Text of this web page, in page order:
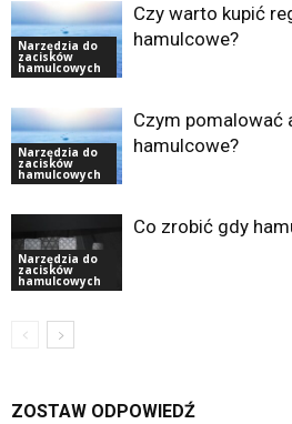
Narzędzia do
zacisków
hamulcowych
Czy warto kupić
hamulcowe?
Narzędzia do
zacisków
hamulcowych
Czym pomalować
hamulcowe?
Narzędzia do
zacisków
hamulcowych
Co zrobić gdy
ZOSTAW ODPOWIEDŹ